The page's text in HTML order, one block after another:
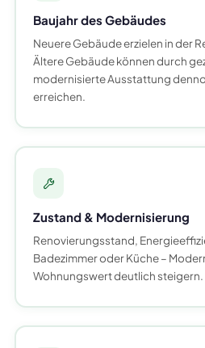
Baujahr des Gebäudes
Neuere Gebäude erzielen in der
Ältere Gebäude können durch
modernisierte Ausstattung
erreichen.
Zustand & Modernisierung
Renovierungsstand,
Badezimmer oder Küche –
Wohnungswert deutlich steigern.